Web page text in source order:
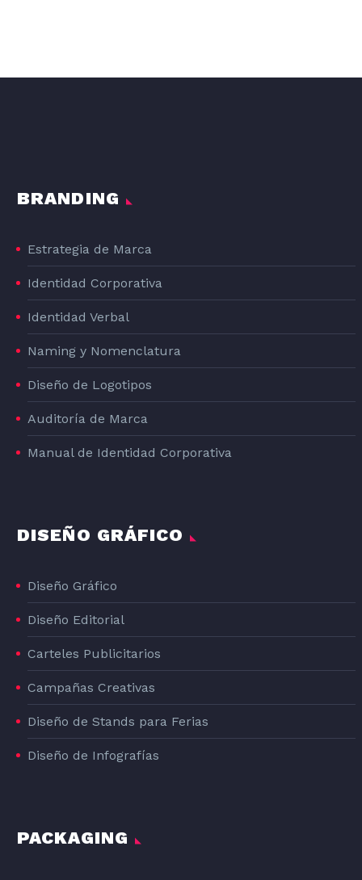
BRANDING
Estrategia de Marca
Identidad Corporativa
Identidad Verbal
Naming y Nomenclatura
Diseño de Logotipos
Auditoría de Marca
Manual de Identidad Corporativa
DISEÑO GRÁFICO
Diseño Gráfico
Diseño Editorial
Carteles Publicitarios
Campañas Creativas
Diseño de Stands para Ferias
Diseño de Infografías
PACKAGING